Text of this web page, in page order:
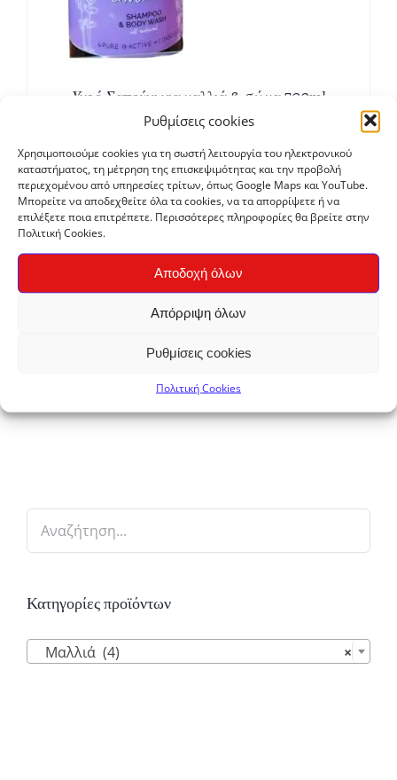
Ρυθμίσεις cookies
Χρησιμοποιούμε cookies για τη σωστή λειτουργία του ηλεκτρονικού
καταστήματος, τη μέτρηση της επισκεψιμότητας και την προβολή
περιεχομένου από υπηρεσίες τρίτων, όπως Google Maps και YouTube.
Μπορείτε να αποδεχθείτε όλα τα cookies, να τα απορρίψετε ή να
επιλέξετε ποια επιτρέπετε. Περισσότερες πληροφορίες θα βρείτε στην
Πολιτική Cookies.
Αποδοχή όλων
Απόρριψη όλων
Ρυθμίσεις cookies
Πολιτική Cookies
Υγρό Σαπούνι για μαλλιά & σώμα 500ml
€6,15
Στέρεο βιολογικό σαμπουάν
€5,80
Κατηγορίες προϊόντων
×
Μαλλιά (4)